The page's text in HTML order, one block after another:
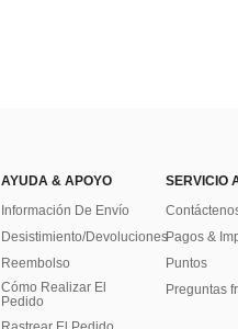
AYUDA & APOYO
Información De Envío
Desistimiento/Devoluciones
Reembolso
Cómo Realizar El
Pedido
SERVICIO
Pagos &
Puntos
Preguntas